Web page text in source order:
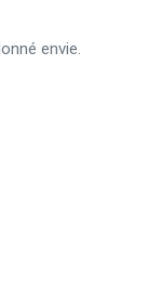
envie.